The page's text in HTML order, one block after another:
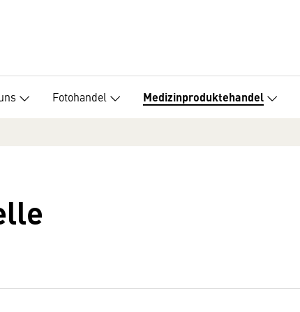
Fotohandel Medizinproduktehandel